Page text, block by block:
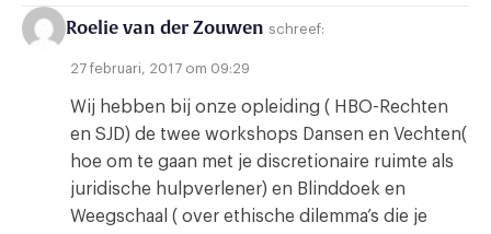
Roelie van der Zouwen schreef:
27 februari, 2017 om 09:29
Wij hebben bij onze opleiding ( HBO-Rechten
en SJD) de twee workshops Dansen en Vechten(
hoe om te gaan met je discretionaire ruimte als
juridische hulpverlener) en Blinddoek en
Weegschaal ( over ethische dilemma’s die je